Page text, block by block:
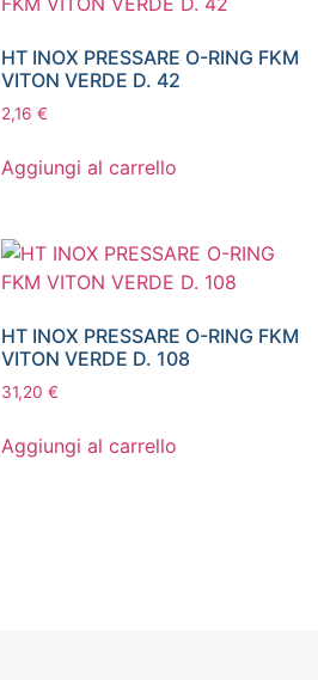
HT INOX PRESSARE O-RING FKM
VITON VERDE D. 42
2,16 €
Aggiungi al carrello
HT INOX PRESSARE O-RING FKM
VITON VERDE D. 108
31,20 €
Aggiungi al carrello